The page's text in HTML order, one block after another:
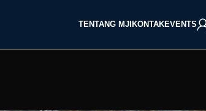
TENTANG MJI KONTAKEVENTS